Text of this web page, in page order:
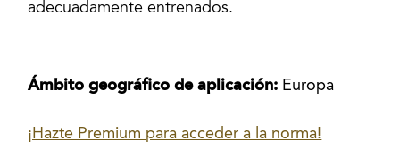
adecuadamente entrenados.
Ámbito geográfico de aplicación: Europa
¡Hazte Premium para acceder a la norma!